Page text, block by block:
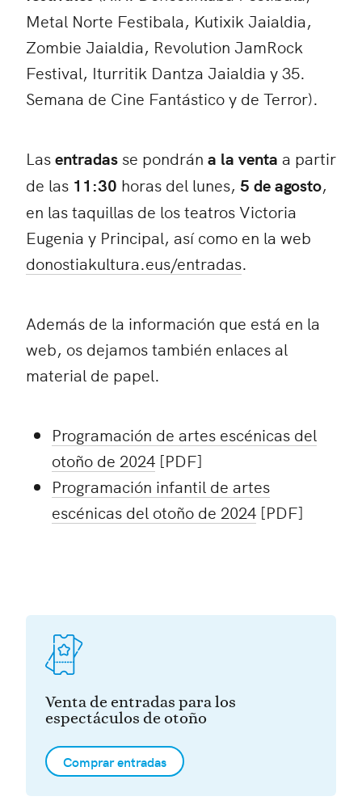
Metal Norte Festibala, Kutixik Jaialdia,
Zombie Jaialdia, Revolution JamRock
Festival, Iturritik Dantza Jaialdia y 35.
Semana de Cine Fantástico y de Terror).
Lasentradas se pondrán a la venta a partir
de las 11:30 horas del lunes, 5 de agosto,
en las taquillas de los teatros Victoria
Eugenia y Principal, así como en la web
donostiakultura.eus/entradas.
Además de la información que está en la
web, os dejamos también enlaces al
material de papel.
Programación de artes escénicas del
otoño de 2024 [PDF]
Programación infantil de artes
escénicas del otoño de 2024 [PDF]
Venta de entradas para los
espectáculos de otoño
Comprar entradas